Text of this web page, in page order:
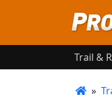
Trail &
»